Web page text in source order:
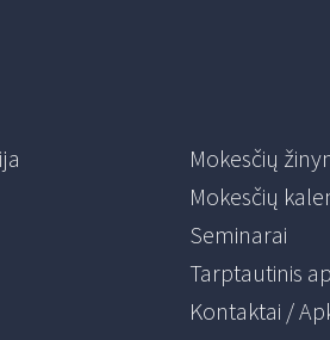
Mokesčių
Mokesčių
Seminarai
Tarptautinis
Kontaktai /